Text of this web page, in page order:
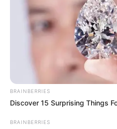
BRAINBERRIES
Discover 15 Surprising Things
BRAINBERRIES